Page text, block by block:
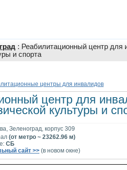
: Реабилитационный центр для
и спорта
центры для инвалидов
центр для
культуры и
Зеленоград, корпус 309
(от метро ~ 23262.96 м)
СБ
сайт >> (в новом окне)